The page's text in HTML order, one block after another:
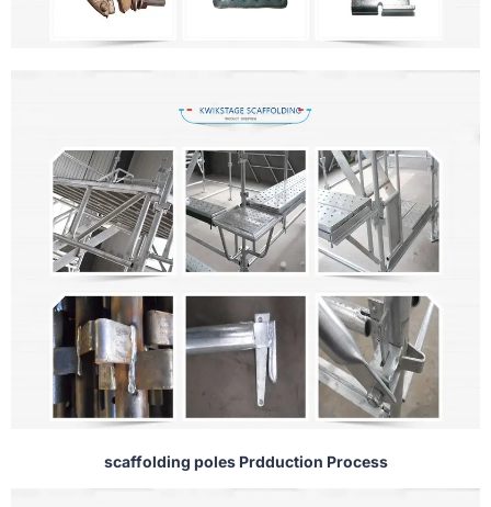
scaffolding poles Prdduction Process